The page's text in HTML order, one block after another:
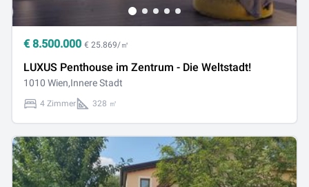
€ 8.500.000 € 25.869/㎡
LUXUS Penthouse im Zentrum - Die Weltstadt!
1010 Wien,Innere Stadt
4 Zimmer 328 ㎡